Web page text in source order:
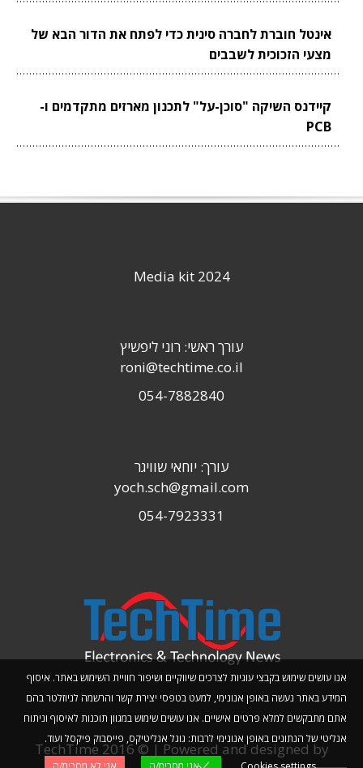
אינטל חוברת לחברה סינית כדי לפתח את הדור הבא של
מצעי הזכוכית לשבבים
קיידנס השיקה "סוכן-על" לתכנון מארזים מתקדמים ו-
PCB
אנו עושים שימוש בקבצי עוגיות לצרכים שיווקיים ושיפור חוויית השימוש באתר. איסוף
המידע באתר נעשה באופן אנונימי, למעט בטפסי יצירת קשר והרשמה לניוזלטר בהם
אתם מתבקשים למלא פרטים אישיים. אנו עושים שימוש במגוון תוכנות לאיסוף וניתוח
אנליטי של הנתונים באופן אנונימי לרבות: גוגל אנליטיקס, פייסבוק פיקסל ועוד.
Media kit 2024
עורך ראשי: רוני ליפשיץ
roni@techtime.co.il
054-7882840
עורך: יוחאי שוויגר
yoch.sch@gmail.com
054-7923331
TechTime 2016 © | Powered and designed by